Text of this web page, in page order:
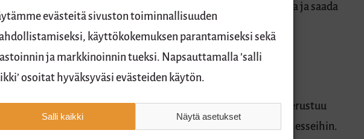
evästeitä sivuston toiminnallisuuden
käyttökokemuksen parantamiseksi sekä
ja markkinoinnin tueksi. Napsauttamalla ’salli
osoitat hyväksyväsi evästeiden käytön.
Salli kaikki Näytä asetukset
voivat vapauttaa tilaa, tehostaa materiaalivirtoja ja saada
romumetallista.
VOIDAAN KIERRÄTTÄÄ?
kierrättää tehokkaasti uudelleen. Metallien kierrätys perustuu
lajitteluun ja jalostamiseen oikeisiin jatkokäsittelyprosesseihin.